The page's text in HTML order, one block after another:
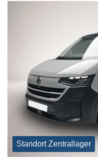
Standort Zentrallager